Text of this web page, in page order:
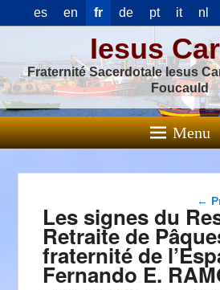
es en fr de pt it nl
Iesus
Fraternité Sacerdotale Iesus
Foucauld
Menu
←
Les signes du
Retraite de
fraternité de
Fernando E.